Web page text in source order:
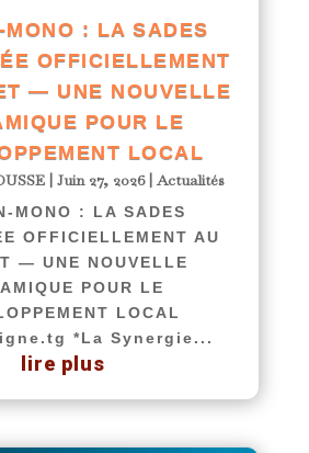
: LA SADES
OFFICIELLEMENT
— UNE NOUVELLE
POUR LE
LOCAL
| Juin 27, 2026|Actualités
: LA SADES
OFFICIELLEMENT AU
— UNE NOUVELLE
POUR LE
LOCAL
*La Synergie...
lire plus